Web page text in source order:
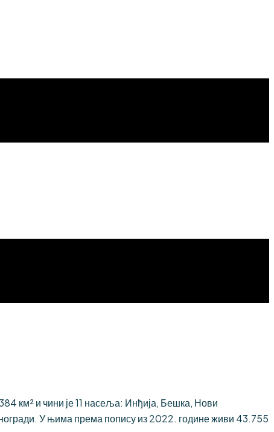
км² и чини је 11 насеља: Инђија, Бешка, Нови
У њима према попису из 2022. године живи 43.755